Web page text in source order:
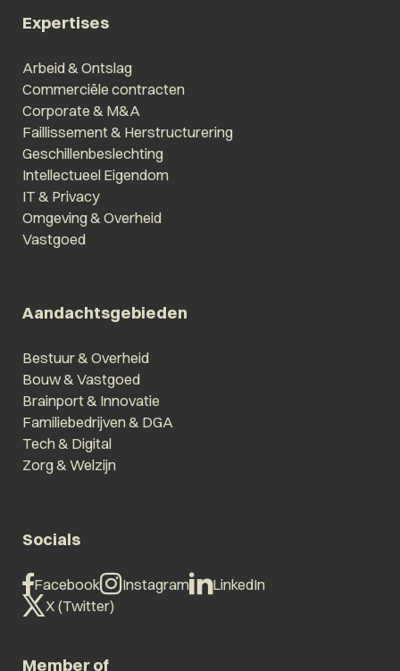
Expertises
Arbeid & Ontslag
Commerciële contracten
Corporate & M&A
Faillissement & Herstructurering
Geschillenbeslechting
Intellectueel Eigendom
IT & Privacy
Omgeving & Overheid
Vastgoed
Aandachtsgebieden
Bestuur & Overheid
Bouw & Vastgoed
Brainport & Innovatie
Familiebedrijven & DGA
Tech & Digital
Zorg & Welzijn
Socials
Facebook Instagram
LinkedIn
X (Twitter)
Member of